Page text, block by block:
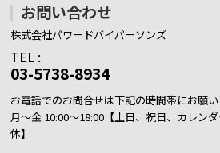
お問い合わせ
株式会社パワードバイパーソンズ
TEL :
03-5738-8934
お電話でのお問合せは下記の時間帯にお願い
月～金 10:00～18:00【土日、祝日、カレン
休】